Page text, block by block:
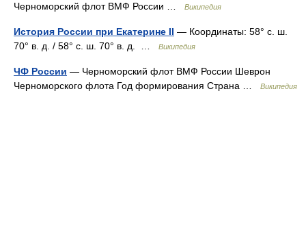
Черноморский флот ВМФ России …
Википедия
История России при Екатерине II — Координаты: 58° с. ш.
70° в. д. / 58° с. ш. 70° в. д. …
Википедия
ЧФ России — Черноморский флот ВМФ России Шеврон
Черноморского флота Год формирования Страна …
Википедия